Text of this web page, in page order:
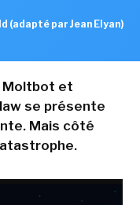
(adapté par Jean Elyan)
Moltbot et
se présente
Mais côté